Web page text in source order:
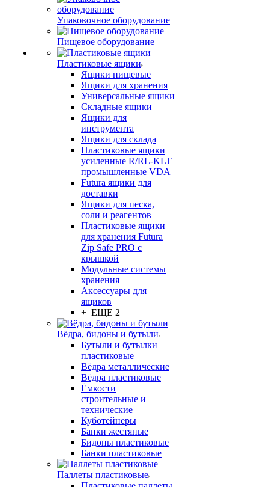
Упаковочное оборудование
Пищевое оборудование
Пластиковые ящики
Ящики пищевые
Ящики для хранения
Универсальные ящики
Складные ящики
Ящики для
инструмента
Ящики для склада
Пластиковые ящики
усиленные R/RL-KLT
промышленные VDA
Futura ящики для
доставки
Ящики для песка,
соли и реагентов
Пластиковые ящики
для хранения Futura
Zip Safe PRO с
крышкой
Модульные системы
хранения
Аксессуары для
ящиков
+ ЕЩЕ 2
Вёдра, бидоны и бутыли
Бутыли и бутылки
пластиковые
Вёдра металлические
Вёдра пластиковые
Ёмкости
строительные и
технические
Куботейнеры
Банки жестяные
Бидоны пластиковые
Банки пластиковые
Паллеты пластиковые